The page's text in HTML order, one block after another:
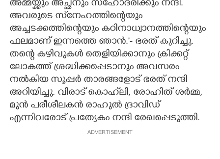
അമ്മയ്ക്കും അച്ഛനും സഹോദരിക്കും നന്ദി.
അവരുടെ സ്‌നേഹത്തിന്റെയും
അച്ചടക്കത്തിന്റെയും കഠിനാധ്വാനത്തിന്റെയും
ഫലമാണ് ഇന്നത്തെ ഞാൻ.'- ഭരത് കുറിച്ചു.
തന്റെ കഴിവുകൾ തെളിയിക്കാനും ക്രിക്കറ്റ്
ലോകത്ത് ശ്രദ്ധിക്കപ്പെടാനും അവസരം
നൽകിയ സൂപ്പർ താരങ്ങളോട് ഭരത് നന്ദി
അറിയിച്ചു. വിരാട് കൊഹ്‌ലി, രോഹിത് ശർമ്മ,
മുൻ പരീശീലകൻ രാഹുൽ ദ്രാവിഡ്
എന്നിവരോട് പ്രത്യേകം നന്ദി രേഖപ്പെടുത്തി.
ADVERTISEMENT